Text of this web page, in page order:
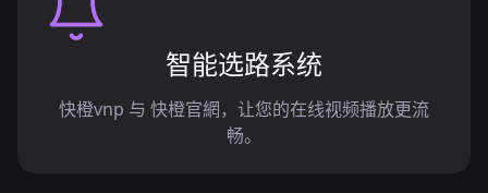
智能选路系统
快橙vnp 与 快橙官網，让您的在线视频播放更流
畅。